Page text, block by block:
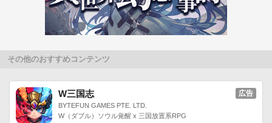
その他のおすすめコンテンツ
W三国志
BYTEFUN GAMES PTE. LTD.
W（ダブル）ソウル覚醒 x 三国放置系RPG
広告